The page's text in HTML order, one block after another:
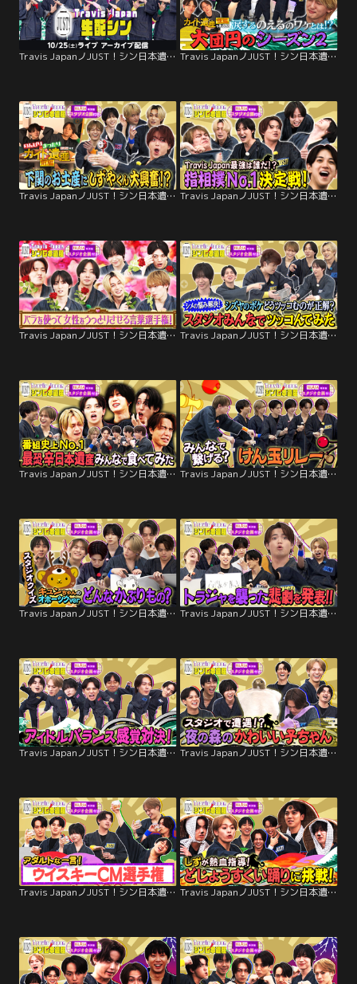
Travis JapanノJUST！シン日本遺産 生配シン（10/25） Travis JapanノJUST！シン日本遺産（2026/03/25放送分）＃32
Travis JapanノJUST！シン日本遺産（2026/03/18放送分）＃31 Travis JapanノJUST！シン日本遺産（2026/03/11放送分）＃30
Travis JapanノJUST！シン日本遺産（2026/03/04放送分）＃29 Travis JapanノJUST！シン日本遺産（2026/02/25放送分）＃28
Travis JapanノJUST！シン日本遺産（2026/02/18放送分）＃27 Travis JapanノJUST！シン日本遺産（2026/02/11放送分）＃26
Travis JapanノJUST！シン日本遺産（2026/02/04放送分）＃25 Travis JapanノJUST！シン日本遺産（2026/01/28放送分）＃24
Travis JapanノJUST！シン日本遺産（2026/01/21放送分）＃23 Travis JapanノJUST！シン日本遺産（2026/01/14放送分）＃22
Travis JapanノJUST！シン日本遺産（2026/01/07放送分）＃21 Travis JapanノJUST！シン日本遺産（2025/12/24放送分）＃20